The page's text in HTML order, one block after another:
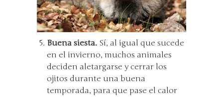
Buena siesta. Sí, al igual que sucede
en el invierno, muchos animales
deciden aletargarse y cerrar los
ojitos durante una buena
temporada, para que pase el calor